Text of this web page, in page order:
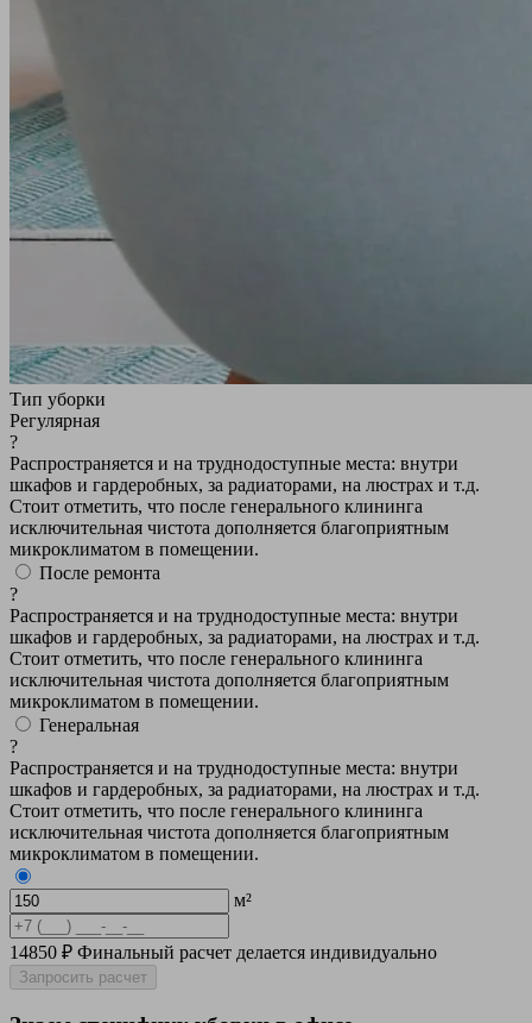
Тип уборки
Регулярная
?
Распространяется и на труднодоступные места: внутри
шкафов и гардеробных, за радиаторами, на люстрах и т.д.
Стоит отметить, что после генерального клининга
исключительная чистота дополняется благоприятным
микроклиматом в помещении.
После ремонта
?
Распространяется и на труднодоступные места: внутри
шкафов и гардеробных, за радиаторами, на люстрах и т.д.
Стоит отметить, что после генерального клининга
исключительная чистота дополняется благоприятным
микроклиматом в помещении.
Генеральная
?
Распространяется и на труднодоступные места: внутри
шкафов и гардеробных, за радиаторами, на люстрах и т.д.
Стоит отметить, что после генерального клининга
исключительная чистота дополняется благоприятным
микроклиматом в помещении.
м²
14850 ₽ Финальный расчет делается индивидуально
Запросить расчет